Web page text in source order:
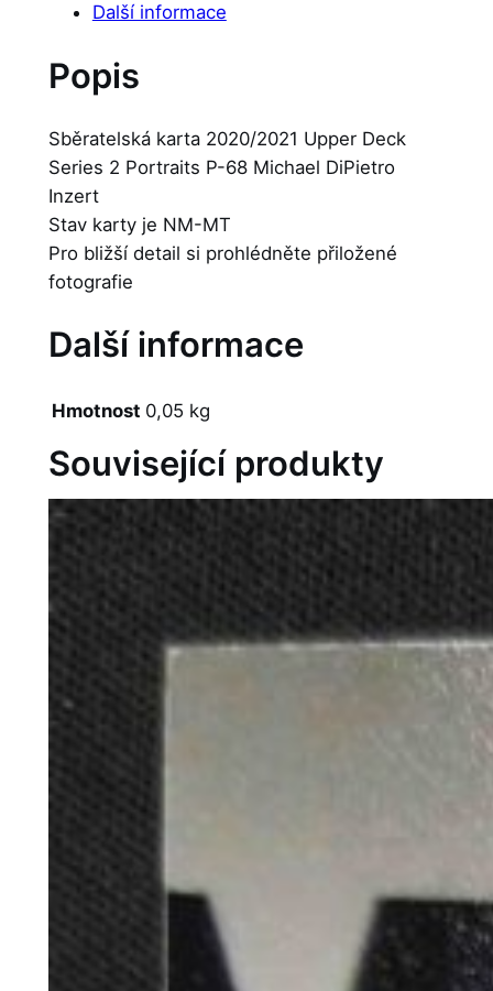
Další informace
Popis
Sběratelská karta 2020/2021 Upper Deck
Series 2 Portraits P-68 Michael DiPietro
Inzert
Stav karty je NM-MT
Pro bližší detail si prohlédněte přiložené
fotografie
Další informace
Hmotnost 0,05 kg
Související produkty